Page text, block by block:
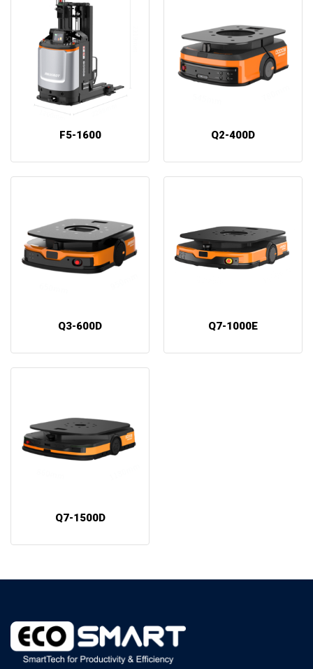
F5-1600 Q2-400D
Q3-600D Q7-1000E
Q7-1500D